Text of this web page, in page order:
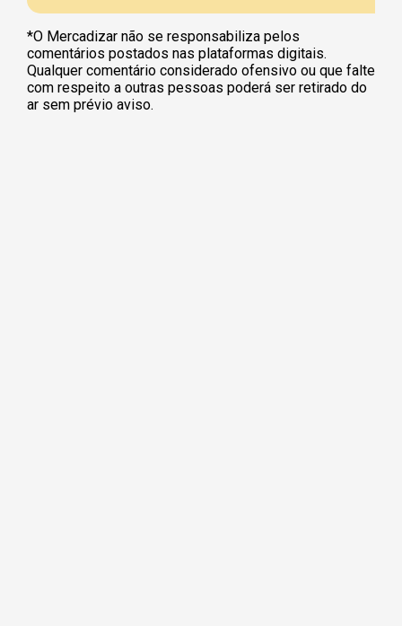
*O Mercadizar não se responsabiliza pelos
comentários postados nas plataformas digitais.
Qualquer comentário considerado ofensivo ou que falte
com respeito a outras pessoas poderá ser retirado do
ar sem prévio aviso.